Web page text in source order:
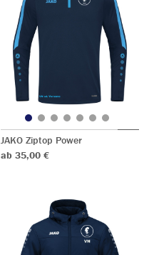
JAKO Ziptop Power
ab 35,00 €